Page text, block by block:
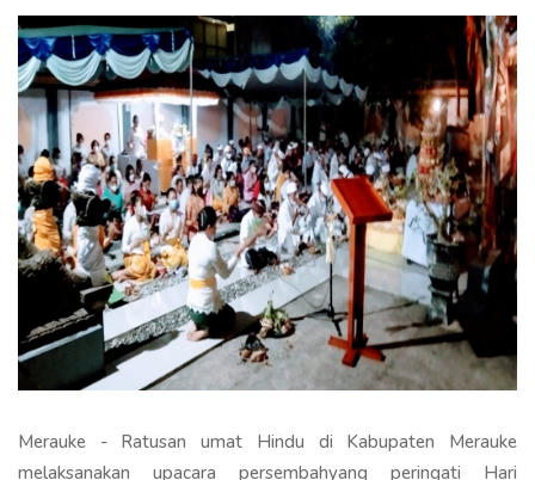
Merauke - Ratusan umat Hindu di Kabupaten Merauke
melaksanakan upacara persembahyang peringati Hari